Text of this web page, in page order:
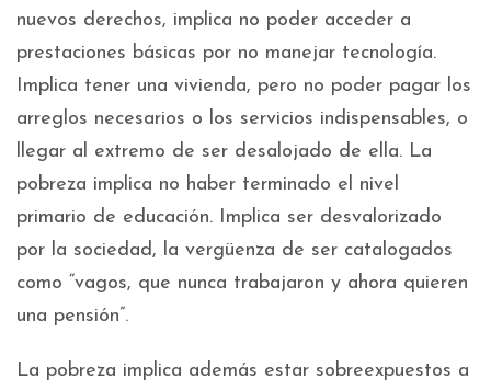
nuevos derechos, implica no poder acceder a
prestaciones básicas por no manejar tecnología.
Implica tener una vivienda, pero no poder pagar los
arreglos necesarios o los servicios indispensables, o
llegar al extremo de ser desalojado de ella. La
pobreza implica no haber terminado el nivel
primario de educación. Implica ser desvalorizado
por la sociedad, la vergüenza de ser catalogados
como “vagos, que nunca trabajaron y ahora quieren
una pensión”.
La pobreza implica además estar sobreexpuestos a